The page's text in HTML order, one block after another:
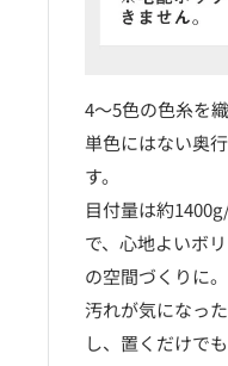
4〜5色の色糸を
単色にはない奥
す。
目付量は約
で、心地よいボ
の空間づくりに。
汚れが気になっ
し、置くだけで